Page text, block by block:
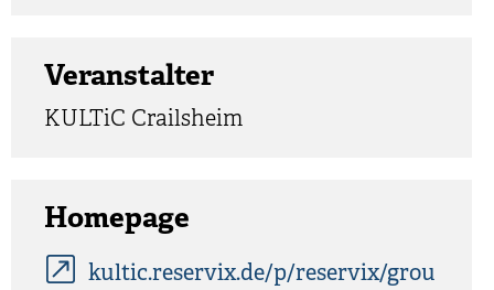
Veranstalter
KULTiC Crailsheim
Homepage
kultic.reservix.de/p/reservix/grou